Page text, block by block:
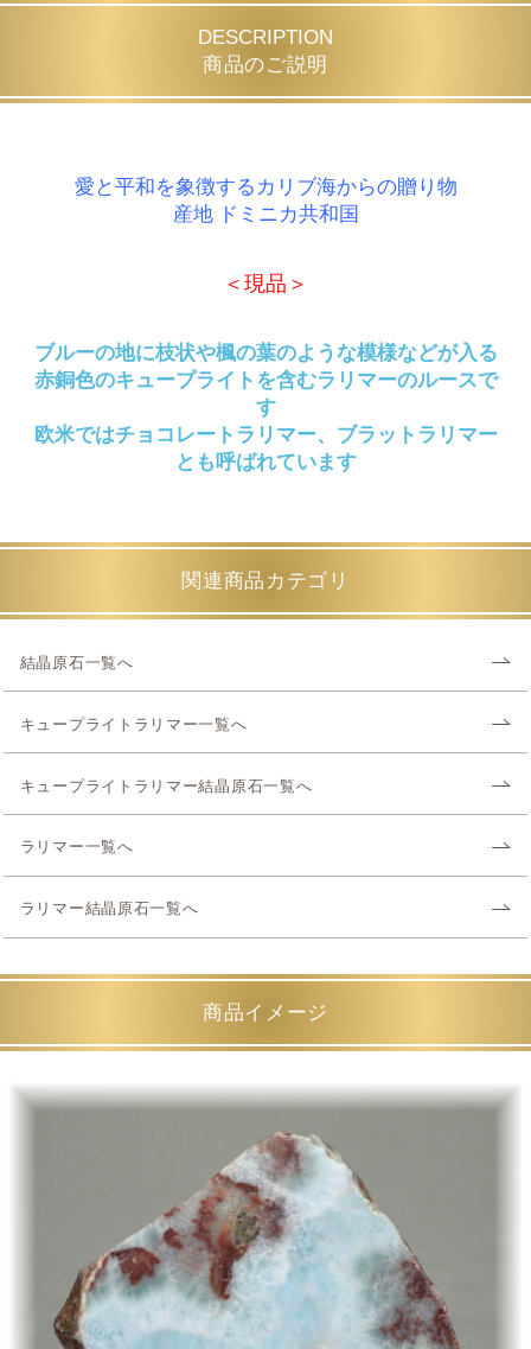
DESCRIPTION
商品のご説明
愛と平和を象徴するカリブ海からの贈り物
産地 ドミニカ共和国
＜現品＞
ブルーの地に枝状や楓の葉のような模様などが入る
赤銅色のキュープライトを含むラリマーのルースで
す
欧米ではチョコレートラリマー、ブラットラリマー
とも呼ばれています
関連商品カテゴリ
結晶原石一覧へ
キュープライトラリマー一覧へ
キュープライトラリマー結晶原石一覧へ
ラリマー一覧へ
ラリマー結晶原石一覧へ
商品イメージ